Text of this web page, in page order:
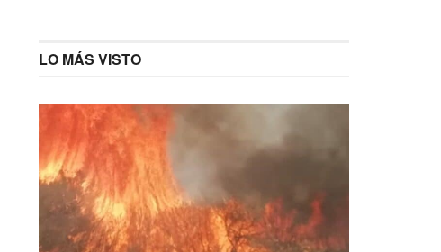
LO MÁS VISTO